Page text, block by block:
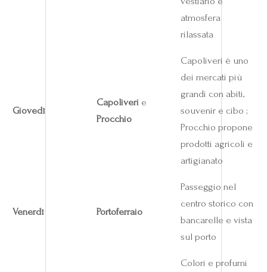
atmosfera
rilassata
Giovedì
Capoliverie
Procchio
Capoliveri è uno
dei mercati più
grandi con abiti,
souvenir e cibo ;
Procchio propone
prodotti agricoli e
artigianato
Venerdì Portoferraio
Passeggio nel
centro storico con
bancarelle e vista
sul porto
Colori e profumi